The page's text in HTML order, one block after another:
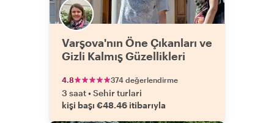
Varşova'nın Öne Çıkanları ve
Gizli Kalmış Güzellikleri
4.8 374 değerlendirme
3 saat•Sehir turlari
kişi başı €48.46 itibarıyla